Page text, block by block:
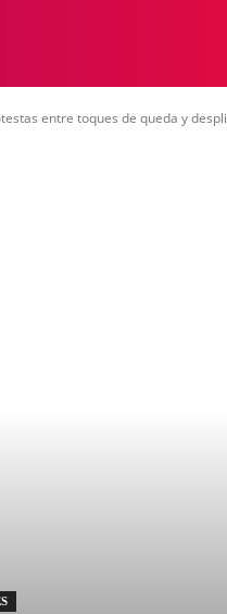
entre toques de queda y